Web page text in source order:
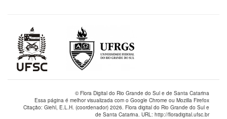
© Flora Digital do Rio Grande do Sul e de Santa Catarina
Essa página é melhor visualizada com o Google Chrome ou Mozilla Firefox
Citação: Giehl, E.L.H. (coordenador) 2026. Flora digital do Rio Grande do Sul e
de Santa Catarina. URL: http://floradigital.ufsc.br